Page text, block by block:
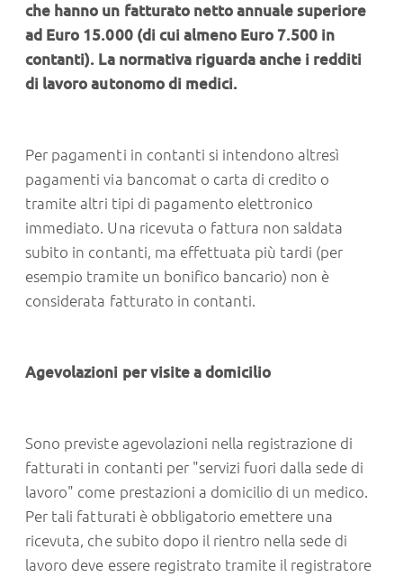
che hanno un fatturato netto annuale superiore
ad Euro 15.000 (di cui almeno Euro 7.500 in
contanti). La normativa riguarda anche i redditi
di lavoro autonomo di medici.
Per pagamenti in contanti si intendono altresì
pagamenti via bancomat o carta di credito o
tramite altri tipi di pagamento elettronico
immediato. Una ricevuta o fattura non saldata
subito in contanti, ma effettuata più tardi (per
esempio tramite un bonifico bancario) non è
considerata fatturato in contanti.
Agevolazioni per visite a domicilio
Sono previste agevolazioni nella registrazione di
fatturati in contanti per "servizi fuori dalla sede di
lavoro" come prestazioni a domicilio di un medico.
Per tali fatturati è obbligatorio emettere una
ricevuta, che subito dopo il rientro nella sede di
lavoro deve essere registrato tramite il registratore